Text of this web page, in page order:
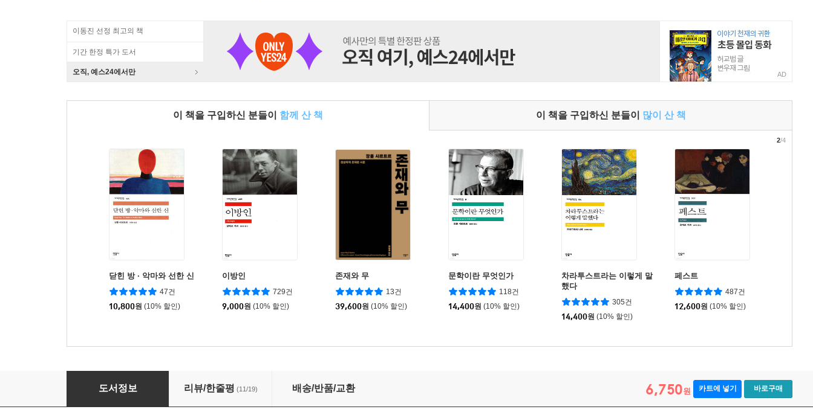
이동진 선정 최고의 책
기간 한정 특가 도서
오직, 예스24에서만 AD
이 책을 구입하신 분들이 함께 산 책 이 책을 구입하신 분들이 많이 산 책
닫힌 방 · 악마와 선한 신
47건
10,800원 (10% 할인)
이방인
729건
9,000원 (10% 할인)
존재와 무
13건
39,600원 (10% 할인)
문학이란 무엇인가
118건
14,400원 (10% 할인)
차라투스트라는 이렇게 말
했다
305건
14,400원 (10% 할인)
페스트
487건
12,600원 (10% 할인)
2/4
실존주의는 휴머니즘이다
도서정보 리뷰/한줄평 (11/19) 배송/반품/교환 6,750원 카트에 넣기 바로구매